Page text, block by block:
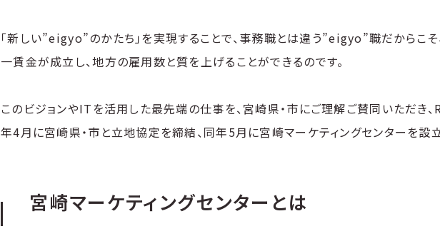
「新しい”eigyo”のかたち」を実現することで、事務職とは違う”eigyo”職だからこ
一賃金が成立し、地方の雇用数と質を上げることができるのです。
このビジョンやITを活用した最先端の仕事を、宮崎県・市にご理解ご賛同いただき、
年4月に宮崎県・市と立地協定を締結、同年5月に宮崎マーケティングセンターを設立
宮崎マーケティングセンターとは